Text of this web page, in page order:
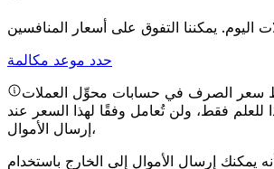
اليوم.
حدد موعد مكالمة
سعر الصرف في حسابات محوِّل العملات
للعلم فقط، ولن تُعامل وفقًا لهذا السعر عند
إرسال الأموال،